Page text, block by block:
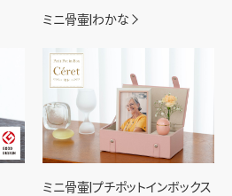
ミニ骨壷|わかな
ミニ骨壷|プチポットインボックス